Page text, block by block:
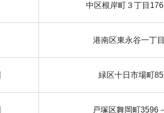
中区根岸町３丁目
港南区東永谷一丁
緑区十日市場町
戸塚区舞岡町3596